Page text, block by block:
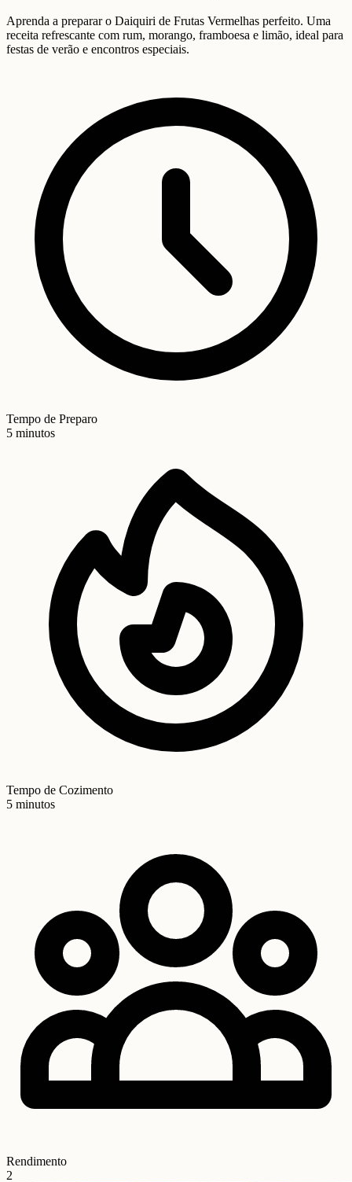
Aprenda a preparar o Daiquiri de Frutas Vermelhas perfeito. Uma
receita refrescante com rum, morango, framboesa e limão, ideal para
festas de verão e encontros especiais.
Tempo de Preparo
5 minutos
Tempo de Cozimento
5 minutos
Rendimento
2